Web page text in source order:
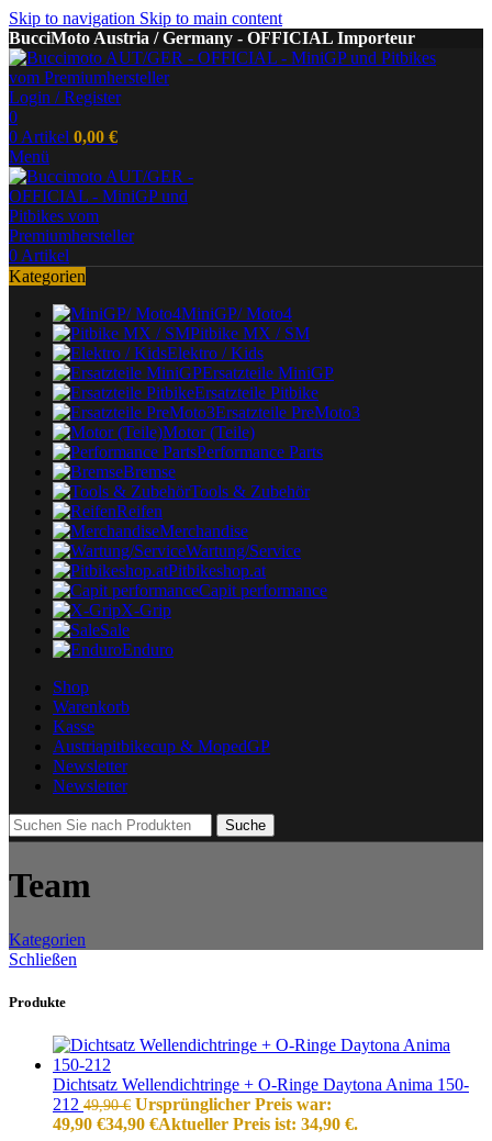
Skip to navigation Skip to main content
BucciMoto Austria / Germany - OFFICIAL Importeur
Login / Register
0
0 Artikel 0,00 €
Menü
0 Artikel
Kategorien
MiniGP/ Moto4
Pitbike MX / SM
Elektro / Kids
Ersatzteile MiniGP
Ersatzteile Pitbike
Ersatzteile PreMoto3
Motor (Teile)
Performance Parts
Bremse
Tools & Zubehör
Reifen
Merchandise
Wartung/Service
Pitbikeshop.at
Capit performance
X-Grip
Sale
Enduro
Shop
Warenkorb
Kasse
Austriapitbikecup & MopedGP
Newsletter
Newsletter
Suche
Team
Kategorien
Schließen
Produkte
Dichtsatz Wellendichtringe + O-Ringe Daytona Anima 150-
212 49,90€ Ursprünglicher Preis war:
49,90 €34,90 €Aktueller Preis ist: 34,90 €.